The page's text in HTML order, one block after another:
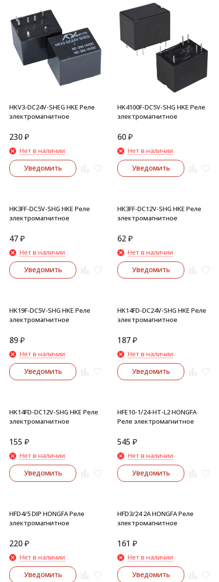
HKV3-DC24V-SHEG HKE Реле
электромагнитное
230₽
Нет в наличии
Уведомить
HK4100F-DC5V-SHG HKE Реле
электромагнитное
60₽
Нет в наличии
Уведомить
HK3FF-DC5V-SHG HKE Реле
электромагнитное
47₽
Нет в наличии
Уведомить
HK3FF-DC12V-SHG HKE Реле
электромагнитное
62₽
Нет в наличии
Уведомить
HK19F-DC5V-SHG HKE Реле
электромагнитное
89₽
Нет в наличии
Уведомить
HK14FD-DC24V-SHG HKE Реле
электромагнитное
187₽
Нет в наличии
Уведомить
HK14FD-DC12V-SHG HKE Реле
электромагнитное
155 ₽
Нет в наличии
Уведомить
HFE10-1/24-HT-L2 HONGFA
Реле электромагнитное
545 ₽
Нет в наличии
Уведомить
HFD4/5 DIP HONGFA Реле
электромагнитное
220₽
Нет в наличии
Уведомить
HFD3/24 2A HONGFA Реле
электромагнитное
161 ₽
Нет в наличии
Уведомить